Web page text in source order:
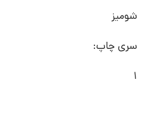
شومیز
سری چاپ:
1